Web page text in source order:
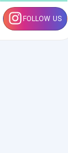
FOLLOW US